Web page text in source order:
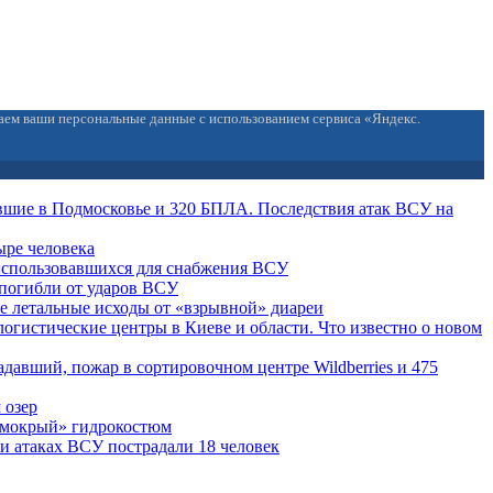
ваши персональные данные с использованием сервиса «Яндекс.
в Подмосковье и 320 БПЛА. Последствия атак ВСУ на
человека
для снабжения ВСУ
от ударов ВСУ
исходы от «взрывной» диареи
центры в Киеве и области. Что известно о новом
пожар в сортировочном центре Wildberries и 475
гидрокостюм
атаках ВСУ пострадали 18 человек